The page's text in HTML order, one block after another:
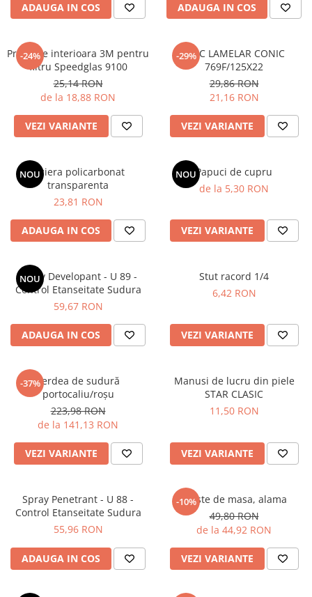
ADAUGA IN COS ADAUGA IN COS
-24%
Protectie interioara 3M pentru
filtru Speedglas 9100
25,14 RON
de la 18,88 RON
VEZI VARIANTE
-29%
DISC LAMELAR CONIC
769F/125X22
29,86 RON
21,16 RON
VEZI VARIANTE
NOUViziera policarbonat
transparenta
23,81 RON
ADAUGA IN COS
NOUPapuci de cupru
de la 5,30 RON
VEZI VARIANTE
NOU
Spray Developant - U 89 -
Control Etanseitate Sudura
59,67 RON
ADAUGA IN COS
Stut racord 1/4
6,42 RON
VEZI VARIANTE
-37%Perdea de sudură
portocaliu/roşu
223,98 RON
de la 141,13 RON
VEZI VARIANTE
Manusi de lucru din piele
STAR CLASIC
11,50 RON
VEZI VARIANTE
Spray Penetrant - U 88 -
Control Etanseitate Sudura
55,96 RON
ADAUGA IN COS
-10%
Cleste de masa, alama
49,80 RON
de la 44,92 RON
VEZI VARIANTE